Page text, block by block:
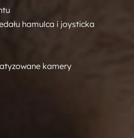
hamulca i joysticka
kamery